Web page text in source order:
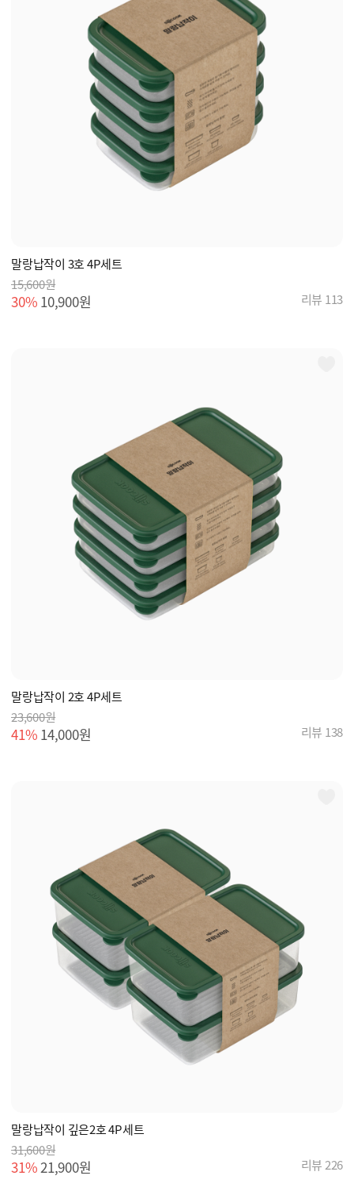
말랑납작이 3호 4P세트
15,600원
30% 10,900원 리뷰 113
말랑납작이 2호 4P세트
23,600원
41% 14,000원 리뷰 138
말랑납작이 깊은2호 4P세트
31,600원
31%21,900원 리뷰 226